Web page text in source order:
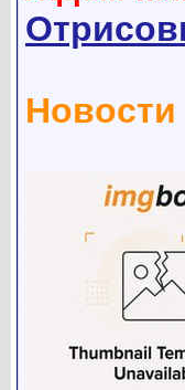
Новости